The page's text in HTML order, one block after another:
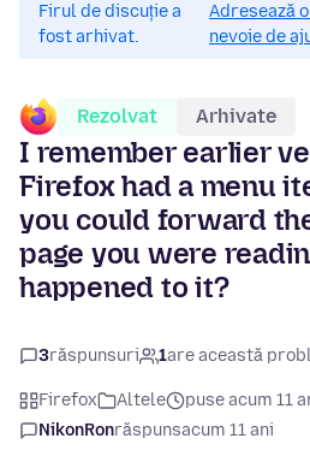
Firul de discuție a
fost arhivat.
Adresează
nevoie de
Rezolvat Arhivate
I remember earlier
Firefox had a menu
you could forward
page you were
happened to it?
3răspunsuri 1are această
Firefox Altele
puse acum 11
NikonRonrăspunsacum 11 ani